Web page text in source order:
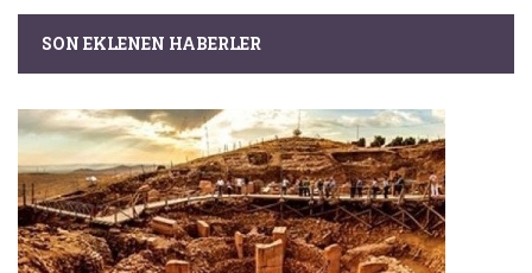
SON EKLENEN HABERLER